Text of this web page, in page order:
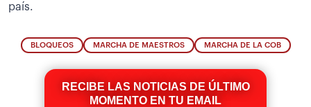
país.
BLOQUEOS MARCHA DE MAESTROS MARCHA DE LA COB
RECIBE LAS NOTICIAS DE ÚLTIMO
MOMENTO EN TU EMAIL